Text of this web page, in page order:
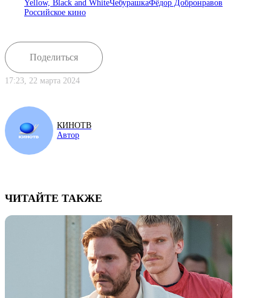
Yellow, Black and WhiteЧебурашкаФёдор Добронравов
Российское кино
Поделиться
17:23, 22 марта 2024
КИНОТВ
Автор
ЧИТАЙТЕ ТАКЖЕ